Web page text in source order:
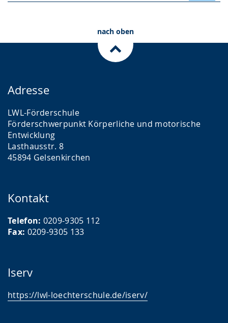
nach oben
Adresse
LWL-Förderschule
Förderschwerpunkt Körperliche und motorische
Entwicklung
Lasthausstr. 8
45894 Gelsenkirchen
Kontakt
Telefon: 0209-9305 112
Fax: 0209-9305 133
Iserv
https://lwl-loechterschule.de/iserv/